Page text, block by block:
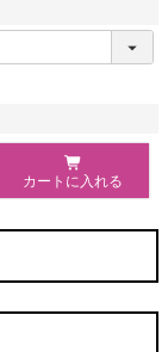
カートに入れる